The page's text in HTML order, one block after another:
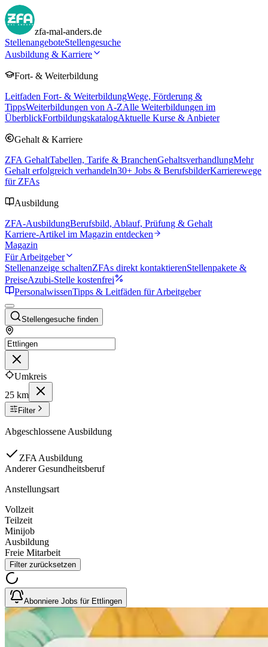
zfa-mal-anders.de
StellenangeboteStellengesuche
Ausbildung & Karriere
Fort- & Weiterbildung
Leitfaden Fort- & WeiterbildungWege, Förderung &
TippsWeiterbildungen von A-ZAlle Weiterbildungen im
ÜberblickFortbildungskatalogAktuelle Kurse & Anbieter
Gehalt & Karriere
ZFA GehaltTabellen, Tarife & BranchenGehaltsverhandlungMehr
Gehalt erfolgreich verhandeln30+ Jobs & BerufsbilderKarrierewege
für ZFAs
Ausbildung
ZFA-AusbildungBerufsbild, Ablauf, Prüfung & Gehalt
Karriere-Artikel im Magazin entdecken
Magazin
Für Arbeitgeber
Stellenanzeige schaltenZFAs direkt kontaktierenStellenpakete &
PreiseAzubi-Stelle kostenfrei
PersonalwissenTipps & Leitfäden für Arbeitgeber
Stellengesuche finden
Umkreis
25 km
Filter
Abgeschlossene Ausbildung
ZFA Ausbildung
Anderer Gesundheitsberuf
Anstellungsart
Vollzeit
Teilzeit
Minijob
Ausbildung
Freie Mitarbeit
Filter zurücksetzen
Abonniere Jobs für Ettlingen